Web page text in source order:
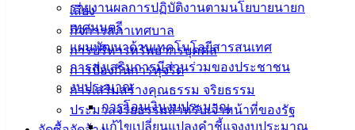
เสี่ยง
กิจการสภาเทศบาล
การบริหารทรัพยากรบุคคล
การป้องกันการทุจริต
การเสริมสร้างคุณธรรม จริยธรรม
ประมวลจริยธรรมสำหรับเจ้าหน้าที่ของรัฐ
รายงานผลการปฏิบัติงานตามนโยบายนายก
เทศมนตรี
แผนพัฒนาด้านเทคโนโลยีสารสนเทศ
การส่งเสริมการมีส่วนร่วมของประชาชน
งบประมาณ
การโอนเงินงบประมาณ
แก้ไขเปลี่ยนแปลงคำชี้แจงงบประมาณ
สายตรง
นายก
ประวัติ
เทศบาล
ผู้บริหาร
และ